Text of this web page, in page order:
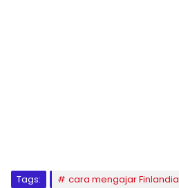
Tags: cara mengajar Finlandia